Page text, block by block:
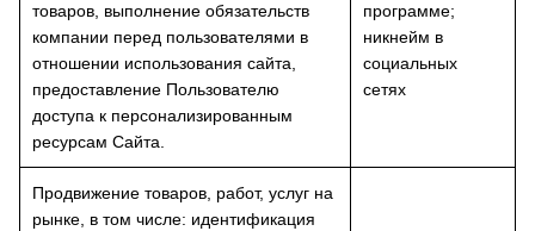
товаров, выполнение обязательств
компании перед пользователями в
отношении использования сайта,
предоставление Пользователю
доступа к персонализированным
ресурсам Сайта.
программе;
никнейм в
социальных
сетях
Продвижение товаров, работ, услуг на
рынке, в том числе: идентификация